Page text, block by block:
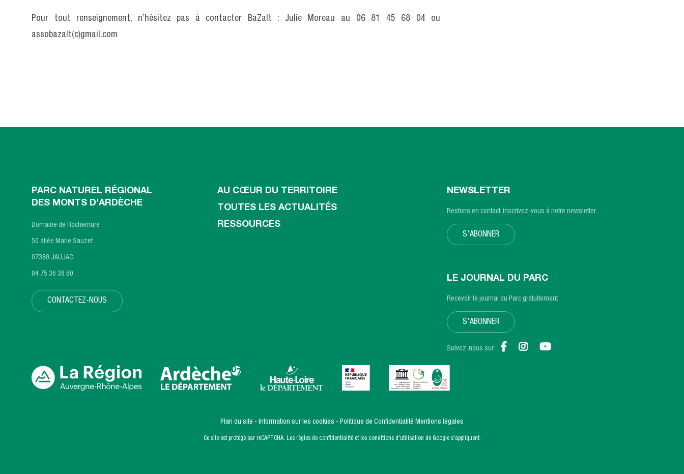
Pour tout renseignement, n’hésitez pas à contacter BaZalt : Julie Moreau au 06 81 45 68 04 ou
assobazalt(c)gmail.com
PARC NATUREL RÉGIONAL
DES MONTS D'ARDÈCHE
Domaine de Rochemure
50 allée Marie Sauzet
07380 JAUJAC
04 75 36 38 60
CONTACTEZ-NOUS
AU CŒUR DU TERRITOIRE
TOUTES LES ACTUALITÉS
RESSOURCES
NEWSLETTER
Restons en contact, inscrivez-vous à notre newsletter
S'ABONNER
LE JOURNAL DU PARC
Recevoir le journal du Parc gratuitement
S'ABONNER
Suivez-nous sur
Plan du site Information sur les cookies Politique de Confidentialité Mentions légales
Ce site est protégé par reCAPTCHA. Les règles de confidentialitéet les conditions d'utilisation de Google s'appliquent.